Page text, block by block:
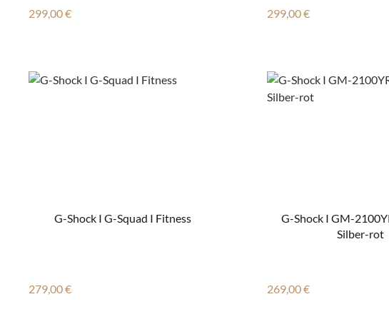
Regulärer Preis:
299,00 € Regulärer Preis:
299,00 €
G-Shock I G-Squad I Fitness
Regulärer Preis:
279,00 €
G-Shock I GM-
Silber-rot
Regulärer Preis:
269,00 €